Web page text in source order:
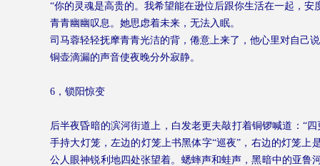
“你的灵魂是高贵的。我希望能在逊位后跟你生活在一起，
青青幽幽叹息。她思虑着未来，无法入眠。
司马蓉轻轻抚摩青青光洁的背，倦意上来了，他心里对自己
铜壶滴漏的声音使夜晚分外寂静。
6 ，锁阳惊变
后半夜昏暗的滨河街道上，白发老更夫敲打着铜锣喊道：“
手持大灯笼，左边的灯笼上书黑体字“巡夜”，右边的灯笼
公人眼神锐利地四处张望着。蟋蟀声和蛙声，黑暗中的亚